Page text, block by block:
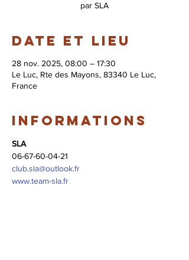
par SLA
Date et lieu
28 nov. 2025, 08:00 – 17:30
Le Luc, Rte des Mayons, 83340 Le Luc,
France
Informations
SLA
06-67-60-04-21
club.sla@outlook.fr
www.team-sla.fr